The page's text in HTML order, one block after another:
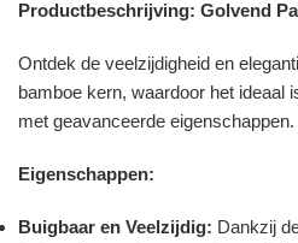
Productbeschrijving: Golvend
Ontdek de veelzijdigheid en
bamboe kern, waardoor het ideaal
met geavanceerde eigenschappen.
Eigenschappen:
Buigbaar en Veelzijdig: Dankzij